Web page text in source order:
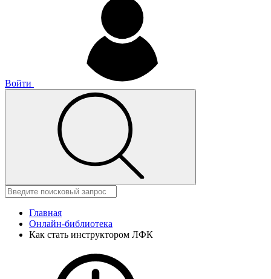
Войти
Главная
Онлайн-библиотека
Как стать инструктором ЛФК